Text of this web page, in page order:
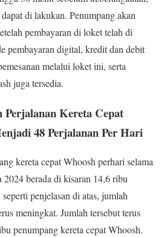
di lakukan. Penumpang akan
pembayaran di loket telah di
pembayaran digital, kredit dan debit
melalui loket ini, serta
juga tersedia.
Perjalanan Kereta Cepat
48 Perjalanan Per Hari
kereta cepat Whoosh perhari selama
2024 berada di kisaran 14,6 ribu
penjelasan di atas, jumlah
meningkat. Jumlah tersebut terus
penumpang kereta cepat Whoosh.